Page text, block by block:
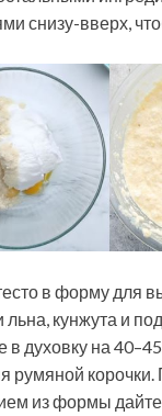
снизу-вверх,
в форму для
кунжута и
в духовку на
румяной корочки.
из формы